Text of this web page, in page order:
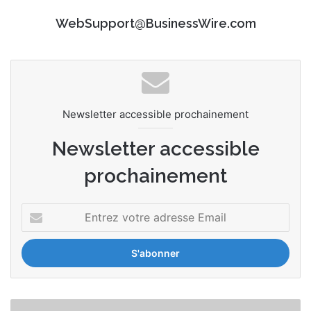
WebSupport@BusinessWire.com
Newsletter accessible prochainement
Newsletter accessible
prochainement
r
v